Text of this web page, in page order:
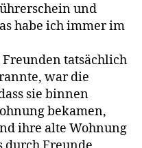
und
habe ich immer im
tatsächlich
war die
sie binnen
bekamen,
ihre alte Wohnung